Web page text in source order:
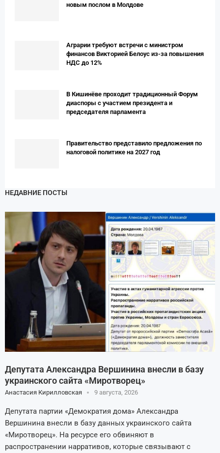
новым послом в Молдове
Аграрии требуют встречи с министром
финансов Викторией Белоус из-за повышения
НДС до 12%
В Кишинёве проходит традиционный Форум
диаспоры с участием президента и
председателя парламента
Правительство представило предложения по
налоговой политике на 2027 год
НЕДАВНИЕ ПОСТЫ
Депутата Александра Вершинина внесли в базу
украинского сайта «Миротворец»
Анастасия Кирилловская 9 августа, 2026
Депутата партии «Демократия дома» Александра
Вершинина внесли в базу данных украинского сайта
«Миротворец». На ресурсе его обвиняют в
распространении нарративов, которые связывают с